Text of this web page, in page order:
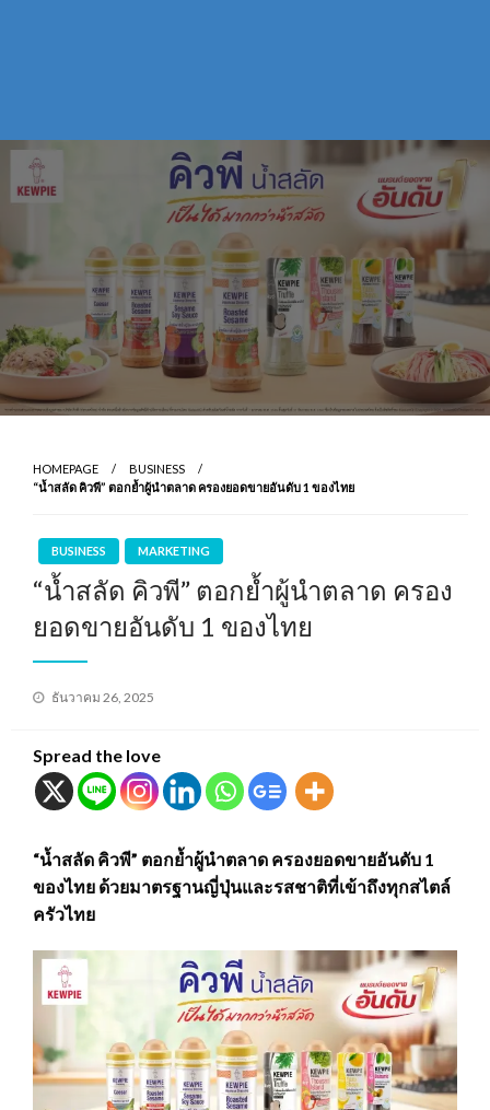
HOMEPAGE
BUSINESS
“น้ำสลัด คิวพี” ตอกย้ำผู้นำตลาด ครองยอดขายอันดับ 1 ของไทย
BUSINESS MARKETING
“น้ำสลัด คิวพี” ตอกย้ำผู้นำตลาด ครอง
ยอดขายอันดับ 1 ของไทย
Posted
ธันวาคม 26, 2025
Spread the love
“น้ำสลัด คิวพี” ตอกย้ำผู้นำตลาด ครองยอดขายอันดับ 1
ของไทย ด้วยมาตรฐานญี่ปุ่นและรสชาติที่เข้าถึงทุกสไตล์
ครัวไทย